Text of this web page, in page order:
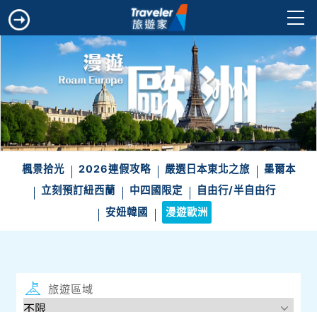
楓景拾光 2026連假攻略 嚴選日本東北之旅
墨爾本
立刻預訂紐西蘭
中四國限定
自由行/半自由行
安妞韓國
漫遊歐洲
旅遊區域